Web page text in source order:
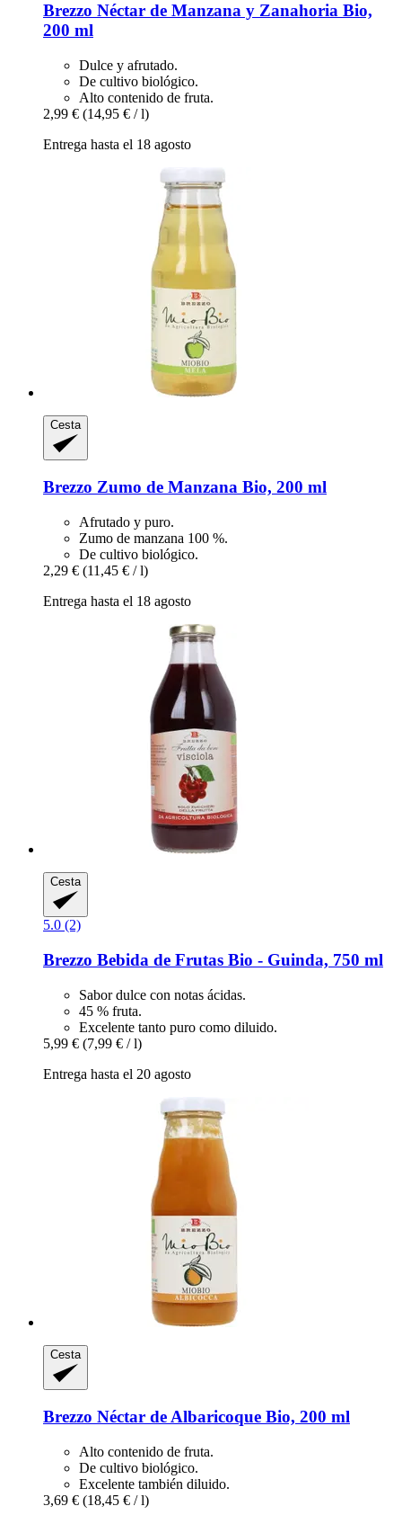
Brezzo Néctar de Manzana y Zanahoria Bio,
200 ml
Dulce y afrutado.
De cultivo biológico.
Alto contenido de fruta.
2,99 € (14,95 € / l)
Entrega hasta el 18 agosto
Cesta
Brezzo Zumo de Manzana Bio, 200 ml
Afrutado y puro.
Zumo de manzana 100 %.
De cultivo biológico.
2,29 € (11,45 € / l)
Entrega hasta el 18 agosto
Cesta
5.0 (2)
Brezzo Bebida de Frutas Bio -​ Guinda, 750 ml
Sabor dulce con notas ácidas.
45 % fruta.
Excelente tanto puro como diluido.
5,99 € (7,99 € / l)
Entrega hasta el 20 agosto
Cesta
Brezzo Néctar de Albaricoque Bio, 200 ml
Alto contenido de fruta.
De cultivo biológico.
Excelente también diluido.
3,69 € (18,45 € / l)